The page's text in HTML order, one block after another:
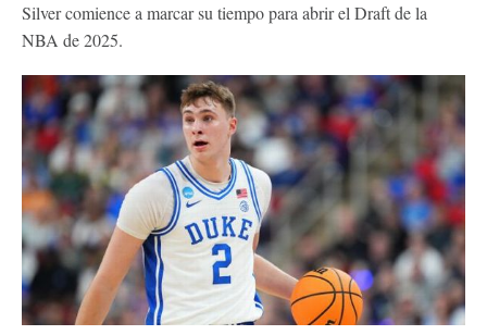
Silver comience a marcar su tiempo para abrir el Draft de la
NBA de 2025.